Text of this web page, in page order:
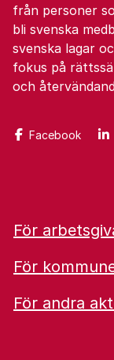
från personer
bli svenska
svenska lagar
fokus på
och
Facebook
För
För
För andra